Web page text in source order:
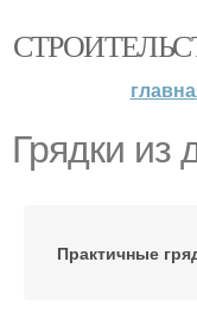
Грядки из
Практичные